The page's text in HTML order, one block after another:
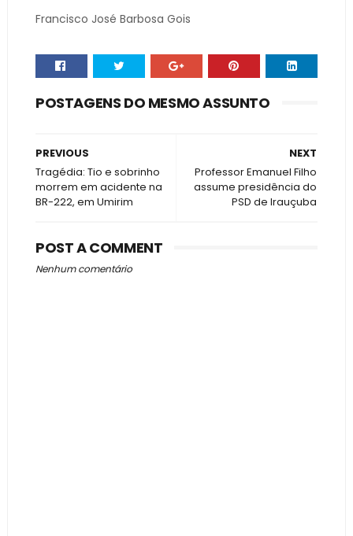
Francisco José Barbosa Gois
POSTAGENS DO MESMO ASSUNTO
NEXT
Professor Emanuel Filho
assume presidência do
PSD de Irauçuba
PREVIOUS
Tragédia: Tio e sobrinho
morrem em acidente na
BR-222, em Umirim
POST A COMMENT
Nenhum comentário